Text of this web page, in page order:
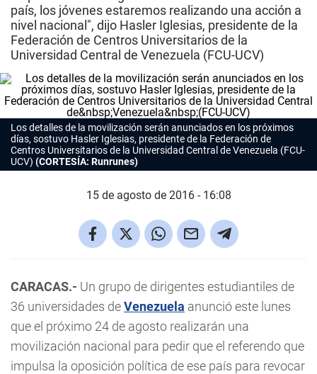
país, los jóvenes estaremos realizando una acción a
nivel nacional", dijo Hasler Iglesias, presidente de la
Federación de Centros Universitarios de la
Universidad Central de Venezuela (FCU-UCV)
Los detalles de la movilización serán anunciados en los próximos
días, sostuvo Hasler Iglesias, presidente de la Federación de
Centros Universitarios de la Universidad Central de Venezuela (FCU-
UCV) (CORTESÍA: Runrunes)
15 de agosto de 2016 - 16:08
CARACAS.- Un grupo de dirigentes estudiantiles de
36 universidades deVenezuela anunció este lunes
que el próximo 24 de agosto realizarán una
movilización nacional para pedir que el referendo que
impulsa la oposición política de ese país para revocar